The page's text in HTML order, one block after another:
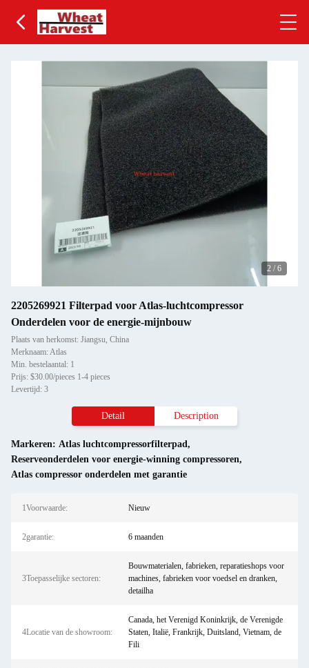
2 / 6
2205269921 Filterpad voor Atlas-luchtcompressor
Onderdelen voor de energie-mijnbouw
Plaats van herkomst: Jiangsu, China
Merknaam: Atlas
Min. bestelaantal: 1
Prijs: $30.00/pieces 1-4 pieces
Levertijd: 3
Detail Description
Markeren: Atlas luchtcompressorfilterpad,
Reserveonderdelen voor energie-winning compressoren,
Atlas compressor onderdelen met garantie
1Voorwaarde: Nieuw
2garantie: 6 maanden
3Toepasselijke sectoren:
Bouwmaterialen, fabrieken, reparatieshops voor
machines, fabrieken voor voedsel en dranken,
detailha
4Locatie van de showroom:
Canada, het Verenigd Koninkrijk, de Verenigde
Staten, Italië, Frankrijk, Duitsland, Vietnam, de
Fili